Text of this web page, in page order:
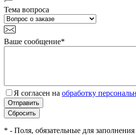
Тема вопроса
Ваше сообщение*
Я согласен на обработку
* - Поля, обязательные для заполнения